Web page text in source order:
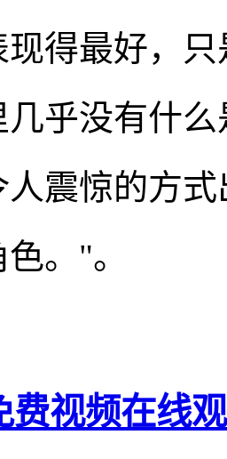
得最好，
几乎没有什
震惊的方
。"。
费视频在线